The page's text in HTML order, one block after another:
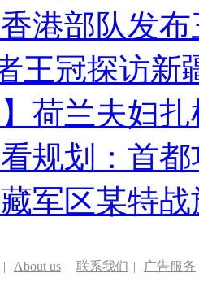
港部队发
王冠探访新
】荷兰夫妇
规划：首
军区某特
| About us | 联系我们 | 广告服务